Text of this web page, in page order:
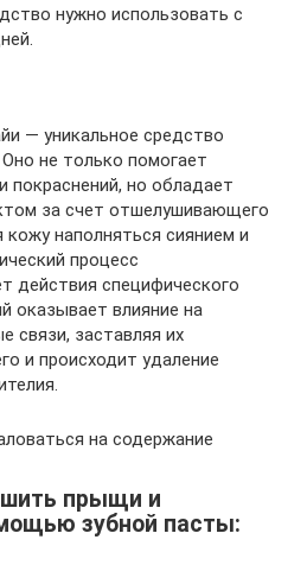
нужно использовать с
— уникальное средство
не только помогает
покраснений, но обладает
за счет отшелушивающего
кожу наполняться сиянием и
процесс
действия специфического
оказывает влияние на
связи, заставляя их
и происходит удаление
на содержание
прыщи и
зубной пасты: